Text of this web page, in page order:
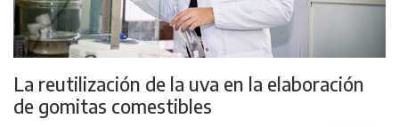
La reutilización de la uva en la elaboración
de gomitas comestibles